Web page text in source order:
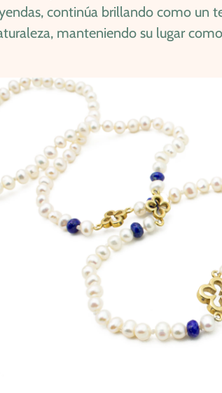
continúa brillando como un
manteniendo su lugar